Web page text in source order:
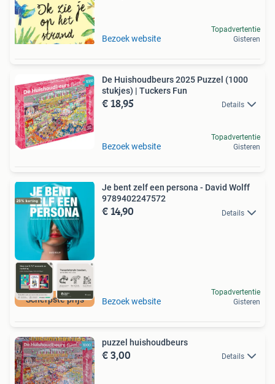
Bezoek website
Topadvertentie
Gisteren
De Huishoudbeurs 2025 Puzzel (1000
stukjes) | Tuckers Fun
€ 18,95 Details
Bezoek website
Topadvertentie
Gisteren
Scherpste prijs
Je bent zelf een persona - David Wolff
9789402247572
€ 14,90 Details
Bezoek website
Topadvertentie
Gisteren
puzzel huishoudbeurs
€ 3,00 Details